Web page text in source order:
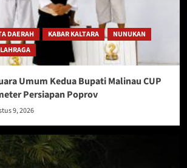
DAERAH KABAR KALTARA
NUNUKAN
Umum Kedua Bupati Malinau CUP
Persiapan Poprov
9, 2026